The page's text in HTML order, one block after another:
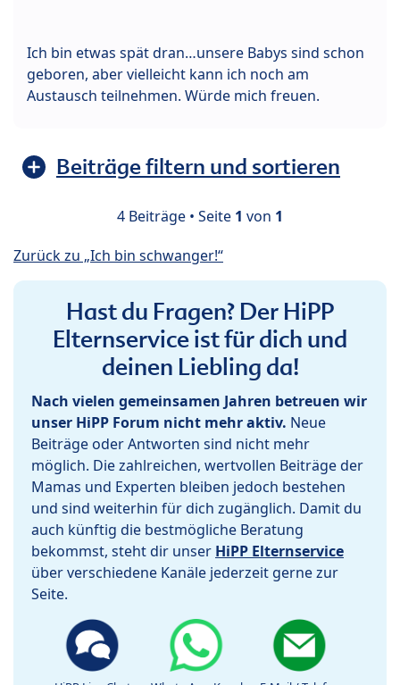
Ich bin etwas spät dran…unsere Babys sind schon
geboren, aber vielleicht kann ich noch am
Austausch teilnehmen. Würde mich freuen.
Beiträge filtern und sortieren
4 Beiträge • Seite 1 von 1
Zurück zu „Ich bin schwanger!“
Hast du Fragen? Der HiPP
Elternservice ist für dich und
deinen Liebling da!
Nach vielen gemeinsamen Jahren betreuen wir
unser HiPP Forum nicht mehr aktiv. Neue
Beiträge oder Antworten sind nicht mehr
möglich. Die zahlreichen, wertvollen Beiträge der
Mamas und Experten bleiben jedoch bestehen
und sind weiterhin für dich zugänglich. Damit du
auch künftig die bestmögliche Beratung
bekommst, steht dir unser HiPP Elternservice
über verschiedene Kanäle jederzeit gerne zur
Seite.